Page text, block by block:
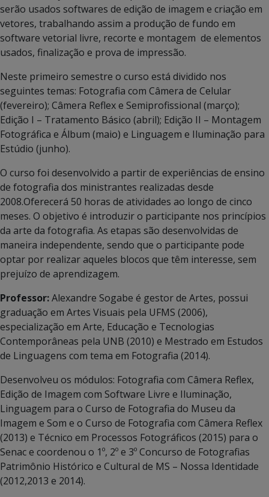
serão usados softwares de edição de imagem e criação em
vetores, trabalhando assim a produção de fundo em
software vetorial livre, recorte e montagem de elementos
usados, finalização e prova de impressão.
Neste primeiro semestre o curso está dividido nos
seguintes temas: Fotografia com Câmera de Celular
(fevereiro); Câmera Reflex e Semiprofissional (março);
Edição I – Tratamento Básico (abril); Edição II – Montagem
Fotográfica e Álbum (maio) e Linguagem e Iluminação para
Estúdio (junho).
O curso foi desenvolvido a partir de experiências de ensino
de fotografia dos ministrantes realizadas desde
2008.Oferecerá 50 horas de atividades ao longo de cinco
meses. O objetivo é introduzir o participante nos princípios
da arte da fotografia. As etapas são desenvolvidas de
maneira independente, sendo que o participante pode
optar por realizar aqueles blocos que têm interesse, sem
prejuízo de aprendizagem.
Professor:Alexandre Sogabe é gestor de Artes, possui
graduação em Artes Visuais pela UFMS (2006),
especialização em Arte, Educação e Tecnologias
Contemporâneas pela UNB (2010) e Mestrado em Estudos
de Linguagens com tema em Fotografia (2014).
Desenvolveu os módulos: Fotografia com Câmera Reflex,
Edição de Imagem com Software Livre e Iluminação,
Linguagem para o Curso de Fotografia do Museu da
Imagem e Som e o Curso de Fotografia com Câmera Reflex
(2013) e Técnico em Processos Fotográficos (2015) para o
Senac e coordenou o 1º, 2º e 3º Concurso de Fotografias
Patrimônio Histórico e Cultural de MS – Nossa Identidade
(2012,2013 e 2014).